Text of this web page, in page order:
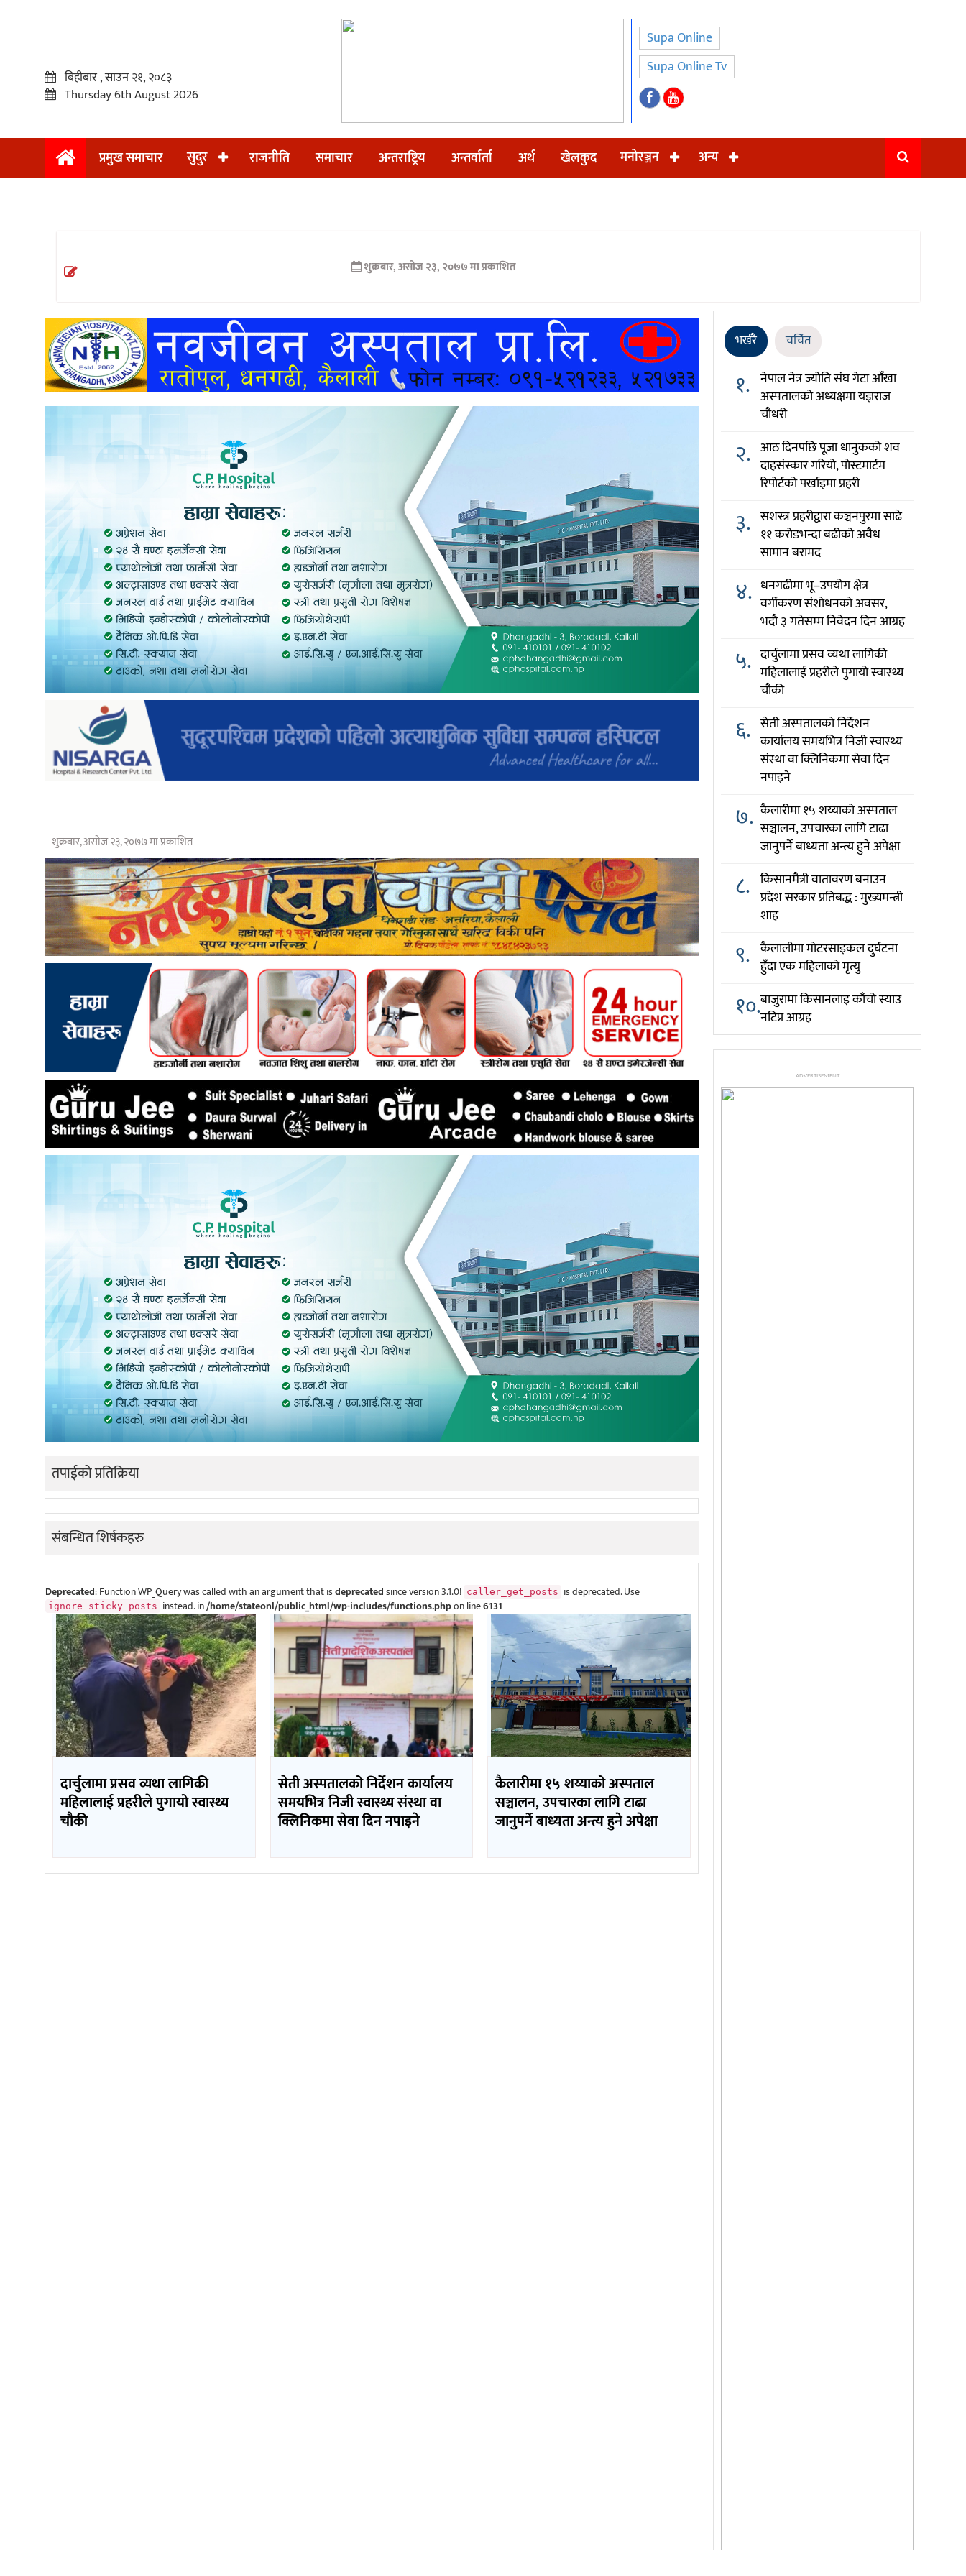
प्रमुख
अन्तराष्ट्रिय
अन्तर्वार्ता
खेलकुद
बिहीबार , साउन २१, २०८३
Thursday 6th August 2026
Supa Online
Supa Online Tv
प्रमुख समाचार सुदुर राजनीति समाचार अन्तराष्ट्रिय अन्तर्वार्ता अर्थ खेलकुद मनोरञ्जन अन्य
शुक्रबार, असोज २३, २०७७ मा प्रकाशित
शुक्रबार, असोज २३, २०७७ मा प्रकाशित
तपाईको प्रतिक्रिया
संबन्धित शिर्षकहरु
Deprecated: Function WP_Query was called with an argument that isdeprecatedsince version 3.1.0! caller_get_posts is deprecated. Use
ignore_sticky_posts instead. in/home/stateonl/public_html/wp-includes/functions.phpon line6131
दार्चुलामा प्रसव व्यथा लागिकी
महिलालाई प्रहरीले पुगायो स्वास्थ्य
चौकी
सेती अस्पतालको निर्देशन कार्यालय
समयभित्र निजी स्वास्थ्य संस्था वा
क्लिनिकमा सेवा दिन नपाइने
कैलारीमा १५ शय्याको अस्पताल
सञ्चालन, उपचारका लागि टाढा
जानुपर्ने बाध्यता अन्त्य हुने अपेक्षा
भर्खरै चर्चित
१. नेपाल नेत्र ज्योति संघ गेटा आँखा
अस्पतालको अध्यक्षमा यज्ञराज
चौधरी
२. आठ दिनपछि पूजा धानुकको शव
दाहसंस्कार गरियो, पोस्टमार्टम
रिपोर्टको पर्खाइमा प्रहरी
३. सशस्त्र प्रहरीद्वारा कञ्चनपुरमा साढे
११ करोडभन्दा बढीको अवैध
सामान बरामद
४. धनगढीमा भू–उपयोग क्षेत्र
वर्गीकरण संशोधनको अवसर,
भदौ ३ गतेसम्म निवेदन दिन आग्रह
५. दार्चुलामा प्रसव व्यथा लागिकी
महिलालाई प्रहरीले पुगायो स्वास्थ्य
चौकी
६. सेती अस्पतालको निर्देशन
कार्यालय समयभित्र निजी स्वास्थ्य
संस्था वा क्लिनिकमा सेवा दिन
नपाइने
७. कैलारीमा १५ शय्याको अस्पताल
सञ्चालन, उपचारका लागि टाढा
जानुपर्ने बाध्यता अन्त्य हुने अपेक्षा
८. किसानमैत्री वातावरण बनाउन
प्रदेश सरकार प्रतिबद्ध : मुख्यमन्त्री
शाह
९. कैलालीमा मोटरसाइकल दुर्घटना
हुँदा एक महिलाको मृत्यु
१०.बाजुरामा किसानलाइ काँचो स्याउ
नटिप्न आग्रह
ADVERTISEMENT